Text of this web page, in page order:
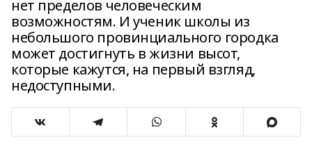
нет пределов человеческим
возможностям. И ученик школы из
небольшого провинциального городка
может достигнуть в жизни высот,
которые кажутся, на первый взгляд,
недоступными.